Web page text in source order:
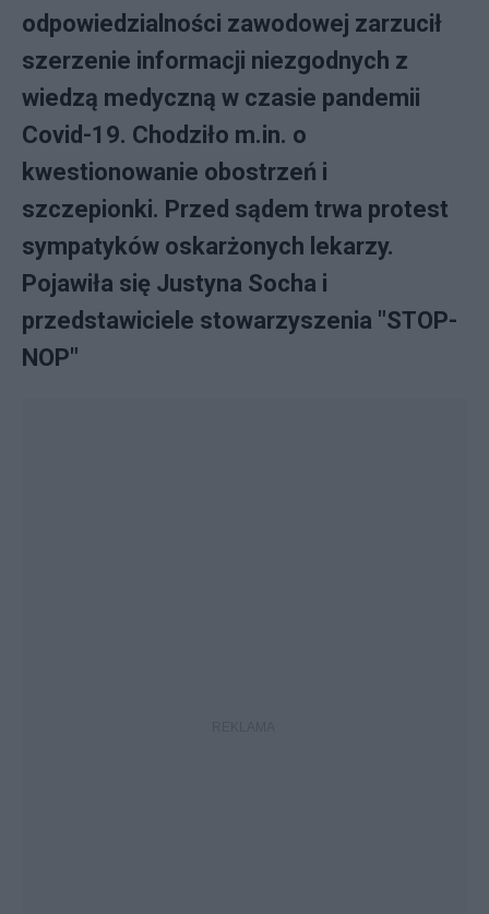
odpowiedzialności zawodowej zarzucił
szerzenie informacji niezgodnych z
wiedzą medyczną w czasie pandemii
Covid-19. Chodziło m.in. o
kwestionowanie obostrzeń i
szczepionki. Przed sądem trwa protest
sympatyków oskarżonych lekarzy.
Pojawiła się Justyna Socha i
przedstawiciele stowarzyszenia "STOP-
NOP"